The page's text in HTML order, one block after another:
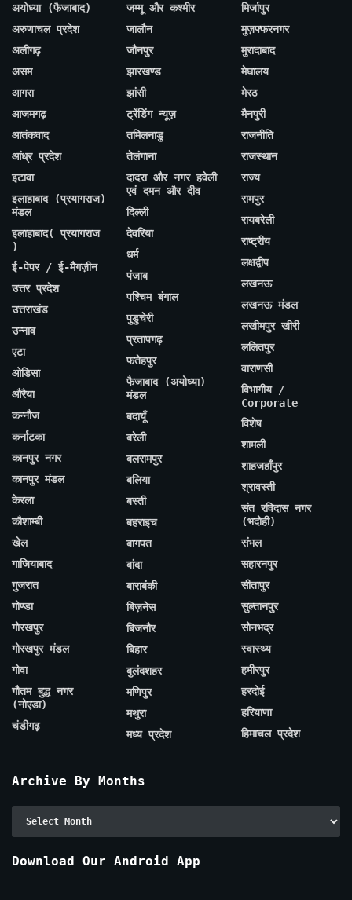
अयोध्या (फैजाबाद)
अरुणाचल प्रदेश
अलीगढ़
असम
आगरा
आजमगढ़
आतंकवाद
आंध्र प्रदेश
इटावा
इलाहाबाद (प्रयागराज)
मंडल
इलाहाबाद( प्रयागराज
)
ई-पेपर / ई-मैगज़ीन
उत्तर प्रदेश
उत्तराखंड
उन्नाव
एटा
ओडिसा
औरैया
कन्नौज
कर्नाटका
कानपुर नगर
कानपुर मंडल
केरला
कौशाम्बी
खेल
गाजियाबाद
गुजरात
गोण्डा
गोरखपुर
गोरखपुर मंडल
गोवा
गौतम बुद्ध नगर
(नोएडा)
चंडीगढ़
जम्मू और कश्मीर
जालौन
जौनपुर
झारखण्ड
झांसी
ट्रेंडिंग न्यूज़
तमिलनाडु
तेलंगाना
दादरा और नगर हवेली
एवं दमन और दीव
दिल्ली
देवरिया
धर्म
पंजाब
पश्चिम बंगाल
पुडुचेरी
प्रतापगढ़
फतेहपुर
फैजाबाद (अयोध्या)
मंडल
बदायूँ
बरेली
बलरामपुर
बलिया
बस्ती
बहराइच
बागपत
बांदा
बाराबंकी
बिज़नेस
बिजनौर
बिहार
बुलंदशहर
मणिपुर
मथुरा
मध्य प्रदेश
मिर्जापुर
मुज़फ्फरनगर
मुरादाबाद
मेघालय
मेरठ
मैनपुरी
राजनीति
राजस्थान
राज्य
रामपुर
रायबरेली
राष्ट्रीय
लक्षद्वीप
लखनऊ
लखनऊ मंडल
लखीमपुर खीरी
ललितपुर
वाराणसी
विभागीय /
Corporate
विशेष
शामली
शाहजहाँपुर
श्रावस्ती
संत रविदास नगर
(भदोही)
संभल
सहारनपुर
सीतापुर
सुल्तानपुर
सोनभद्र
स्वास्थ्य
हमीरपुर
हरदोई
हरियाणा
हिमाचल प्रदेश
Archive By Months
Download Our Android App